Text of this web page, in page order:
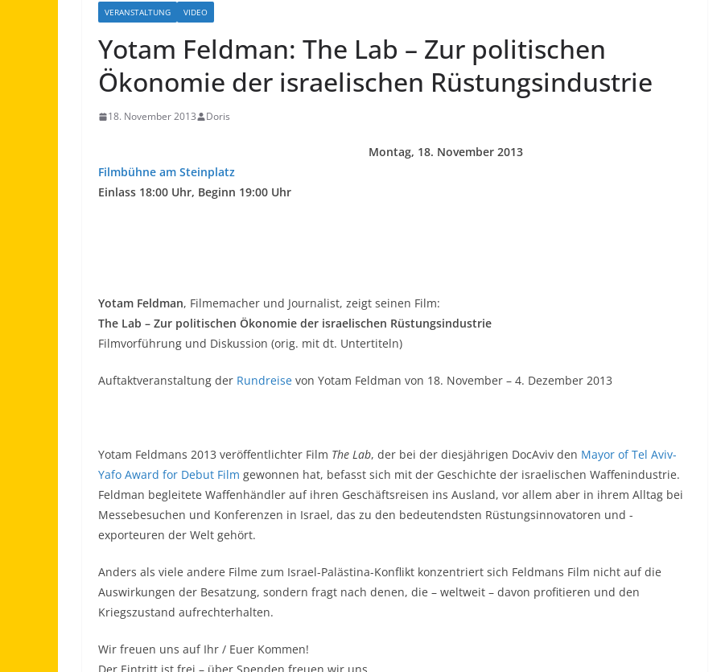
VERANSTALTUNG VIDEO
Yotam Feldman: The Lab – Zur politischen
Ökonomie der israelischen Rüstungsindustrie
18. November 2013 Doris
Montag, 18. November 2013
Filmbühne am Steinplatz
Einlass 18:00 Uhr, Beginn 19:00 Uhr
Yotam Feldman, Filmemacher und Journalist, zeigt seinen Film:
The Lab – Zur politischen Ökonomie der israelischen Rüstungsindustrie
Filmvorführung und Diskussion (orig. mit dt. Untertiteln)
Auftaktveranstaltung der Rundreise von Yotam Feldman von 18. November – 4. Dezember 2013
Yotam Feldmans 2013 veröffentlichter Film The Lab, der bei der diesjährigen DocAviv den Mayor of Tel Aviv-
Yafo Award for Debut Film gewonnen hat, befasst sich mit der Geschichte der israelischen Waffenindustrie.
Feldman begleitete Waffenhändler auf ihren Geschäftsreisen ins Ausland, vor allem aber in ihrem Alltag bei
Messebesuchen und Konferenzen in Israel, das zu den bedeutendsten Rüstungsinnovatoren und -
exporteuren der Welt gehört.
Anders als viele andere Filme zum Israel-Palästina-Konflikt konzentriert sich Feldmans Film nicht auf die
Auswirkungen der Besatzung, sondern fragt nach denen, die – weltweit – davon profitieren und den
Kriegszustand aufrechterhalten.
Wir freuen uns auf Ihr / Euer Kommen!